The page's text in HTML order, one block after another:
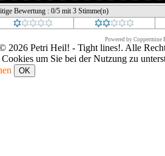
Bewertung : 0/5 mit 3 Stimme(n)
Powered by Coppermine
2026 Petri Heil! - Tight lines!. Alle
um Sie bei der Nutzung zu
OK